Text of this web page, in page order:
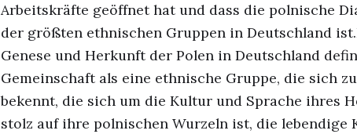
Arbeitskräfte geöffnet hat und dass die polnische
der größten ethnischen Gruppen in Deutschland
Genese und Herkunft der Polen in Deutschland
Gemeinschaft als eine ethnische Gruppe, die sich
bekennt, die sich um die Kultur und Sprache ihres
stolz auf ihre polnischen Wurzeln ist, die lebendige